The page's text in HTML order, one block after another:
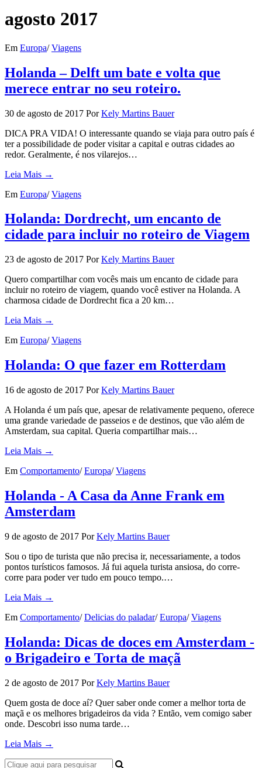
agosto 2017
Em Europa/ Viagens
Holanda – Delft um bate e volta que
merece entrar no seu roteiro.
30 de agosto de 2017 Por Kely Martins Bauer
DICA PRA VIDA! O interessante quando se viaja para outro país é
ter a possibilidade de poder visitar a capital e outras cidades ao
redor. Geralmente, é nos vilarejos…
Leia Mais →
Em Europa/ Viagens
Holanda: Dordrecht, um encanto de
cidade para incluir no roteiro de Viagem
23 de agosto de 2017 Por Kely Martins Bauer
Quero compartilhar com vocês mais um encanto de cidade para
incluir no roteiro de viagem, quando você estiver na Holanda. A
charmosa cidade de Dordrecht fica a 20 km…
Leia Mais →
Em Europa/ Viagens
Holanda: O que fazer em Rotterdam
16 de agosto de 2017 Por Kely Martins Bauer
A Holanda é um país que, apesar de relativamente pequeno, oferece
uma grande variedade de passeios e de destinos, que vão além de
Amsterdam, sua capital. Queria compartilhar mais…
Leia Mais →
Em Comportamento/ Europa/ Viagens
Holanda - A Casa da Anne Frank em
Amsterdam
9 de agosto de 2017 Por Kely Martins Bauer
Sou o tipo de turista que não precisa ir, necessariamente, a todos
pontos turísticos famosos. Já fui aquela turista ansiosa, do corre-
corre para poder ver tudo em pouco tempo.…
Leia Mais →
Em Comportamento/ Delicias do paladar/ Europa/ Viagens
Holanda: Dicas de doces em Amsterdam -
o Brigadeiro e Torta de maçã
2 de agosto de 2017 Por Kely Martins Bauer
Quem gosta de doce aí? Quer saber onde comer a melhor torta de
maçã e os melhores brigadeiros da vida ? Então, vem comigo saber
onde. Descobri isso numa tarde…
Leia Mais →